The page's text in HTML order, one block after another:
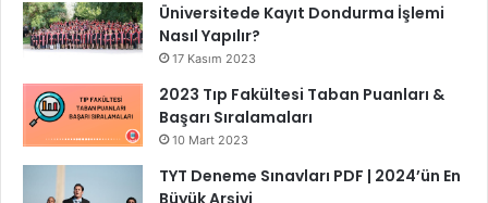
Üniversitede Kayıt Dondurma İşlemi
Nasıl Yapılır?
17 Kasım 2023
2023 Tıp Fakültesi Taban Puanları &
Başarı Sıralamaları
10 Mart 2023
TYT Deneme Sınavları PDF | 2024’ün En
Büyük Arşivi